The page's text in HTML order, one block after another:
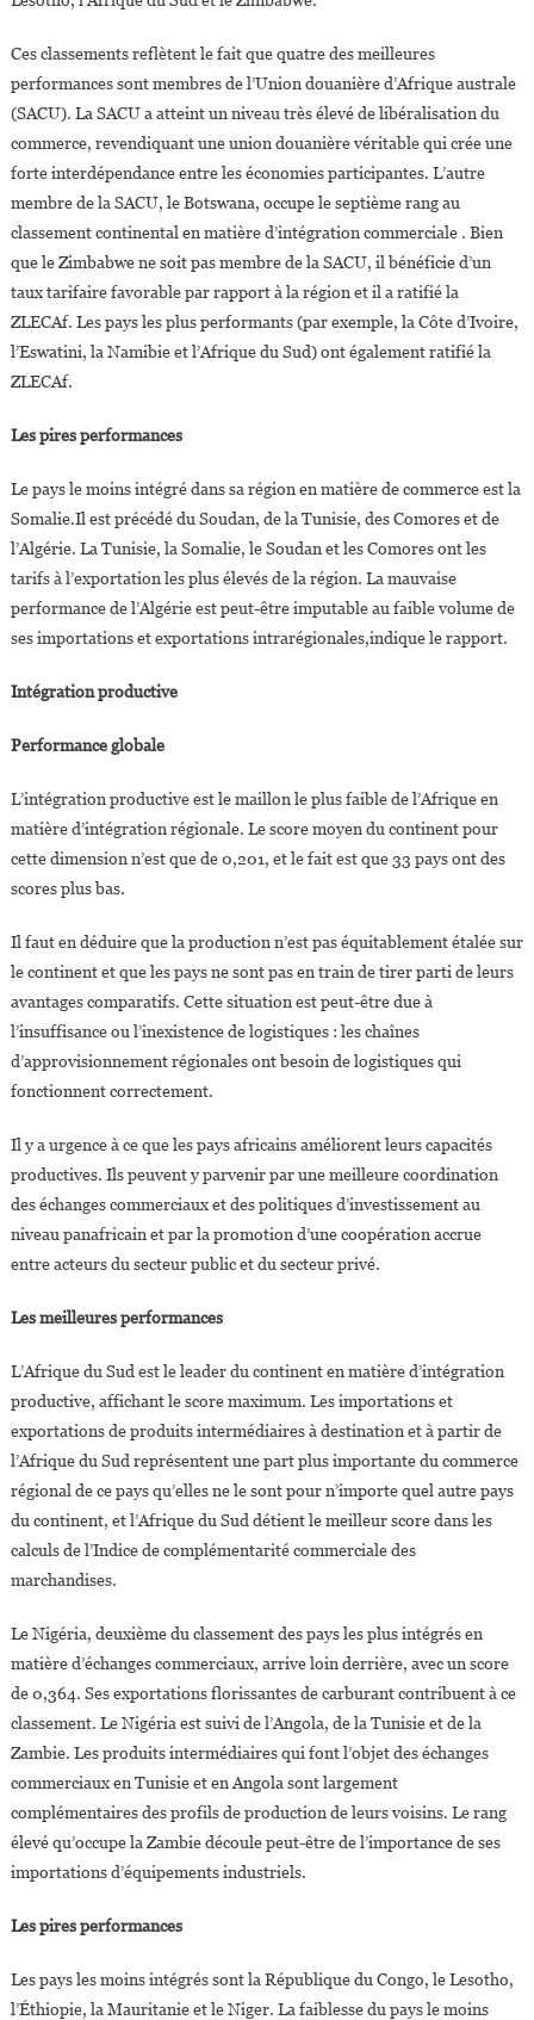
Ces classements reflètent le fait que quatre des meilleures
performances sont membres de l’Union douanière d’Afrique australe
(SACU). La SACU a atteint un niveau très élevé de libéralisation du
commerce, revendiquant une union douanière véritable qui crée une
forte interdépendance entre les économies participantes. L’autre
membre de la SACU, le Botswana, occupe le septième rang au
classement continental en matière d’intégration commerciale . Bien
que le Zimbabwe ne soit pas membre de la SACU, il bénéficie d’un
taux tarifaire favorable par rapport à la région et il a ratifié la
ZLECAf. Les pays les plus performants (par exemple, la Côte d’Ivoire,
l’Eswatini, la Namibie et l’Afrique du Sud) ont également ratifié la
ZLECAf.
Les pires performances
Le pays le moins intégré dans sa région en matière de commerce est la
Somalie.Il est précédé du Soudan, de la Tunisie, des Comores et de
l’Algérie. La Tunisie, la Somalie, le Soudan et les Comores ont les
tarifs à l’exportation les plus élevés de la région. La mauvaise
performance de l’Algérie est peut-être imputable au faible volume de
ses importations et exportations intrarégionales,indique le rapport.
Intégration productive
Performance globale
L’intégration productive est le maillon le plus faible de l’Afrique en
matière d’intégration régionale. Le score moyen du continent pour
cette dimension n’est que de 0,201, et le fait est que 33 pays ont des
scores plus bas.
Il faut en déduire que la production n’est pas équitablement étalée sur
le continent et que les pays ne sont pas en train de tirer parti de leurs
avantages comparatifs. Cette situation est peut-être due à
l’insuffisance ou l’inexistence de logistiques : les chaînes
d’approvisionnement régionales ont besoin de logistiques qui
fonctionnent correctement.
Il y a urgence à ce que les pays africains améliorent leurs capacités
productives. Ils peuvent y parvenir par une meilleure coordination
des échanges commerciaux et des politiques d’investissement au
niveau panafricain et par la promotion d’une coopération accrue
entre acteurs du secteur public et du secteur privé.
Les meilleures performances
L’Afrique du Sud est le leader du continent en matière d’intégration
productive, affichant le score maximum. Les importations et
exportations de produits intermédiaires à destination et à partir de
l’Afrique du Sud représentent une part plus importante du commerce
régional de ce pays qu’elles ne le sont pour n’importe quel autre pays
du continent, et l’Afrique du Sud détient le meilleur score dans les
calculs de l’Indice de complémentarité commerciale des
marchandises.
Le Nigéria, deuxième du classement des pays les plus intégrés en
matière d’échanges commerciaux, arrive loin derrière, avec un score
de 0,364. Ses exportations florissantes de carburant contribuent à ce
classement. Le Nigéria est suivi de l’Angola, de la Tunisie et de la
Zambie. Les produits intermédiaires qui font l’objet des échanges
commerciaux en Tunisie et en Angola sont largement
complémentaires des profils de production de leurs voisins. Le rang
élevé qu’occupe la Zambie découle peut-être de l’importance de ses
importations d’équipements industriels.
Les pires performances
Les pays les moins intégrés sont la République du Congo, le Lesotho,
l’Éthiopie, la Mauritanie et le Niger. La faiblesse du pays le moins